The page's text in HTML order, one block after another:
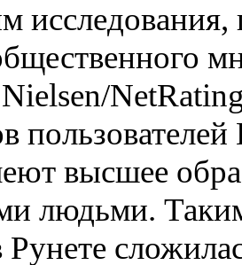
исследования,
высшее
людьми.